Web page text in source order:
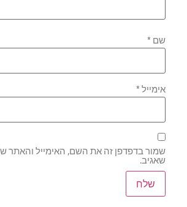
שם*
אימייל*
שמור בדפדפן זה את השם, האימייל והאתר
שאגיב.